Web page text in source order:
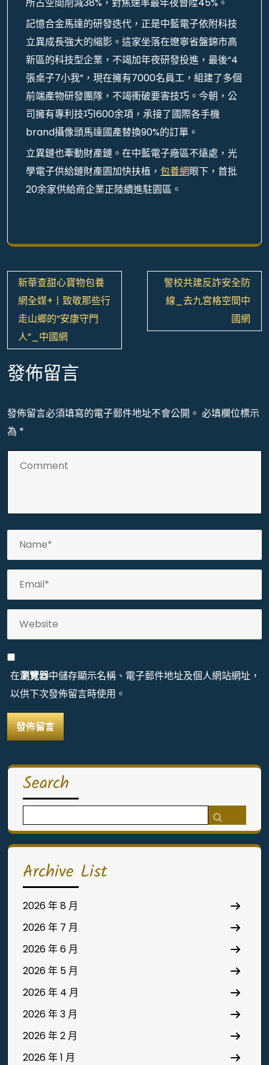
記憶合金馬達的研發迭代，正是中藍電子依附科技
立異成長強大的縮影。這家坐落在遼寧省盤錦市高
新區的科技型企業，不竭加年夜研發投進，最後“4
張桌子7小我”，現在擁有7000名員工，組建了多個
前端產物研發團隊，不竭衝破要害技巧。今朝，公
司擁有專利技巧1600余項，承接了國際各手機
brand攝像頭馬達國產替換90%的訂單。
立異鏈也牽動財產鏈。在中藍電子廠區不遠處，光
學電子供給鏈財產園加快扶植， 包養網眼下，首批
20余家供給商企業正陸續進駐園區。
文
章
導
覽
新華查甜心寶物包養
網全媒+丨致敬那些行
走山鄉的“安康守門
人”_中國網
警校共建反詐安全防
線_去九宮格空間中
國網
發佈留言
發佈留言必須填寫的電子郵件地址不會公開。 必填欄位標示
為 *
在瀏覽器中儲存顯示名稱、電子郵件地址及個人網站網址，
以供下次發佈留言時使用。
Search
for:
Archive List
2026 年 8 月
2026 年 7 月
2026 年 6 月
2026 年 5 月
2026 年 4 月
2026 年 3 月
2026 年 2 月
2026 年 1 月